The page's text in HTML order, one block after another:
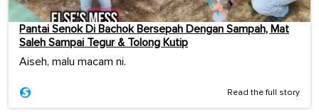
Pantai Senok Di Bachok Bersepah Dengan Sampah, Mat
Saleh Sampai Tegur & Tolong Kutip
Aiseh, malu macam ni.
Read the full story